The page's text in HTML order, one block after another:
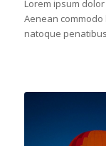
Lorem ipsum
Aenean commodo
natoque